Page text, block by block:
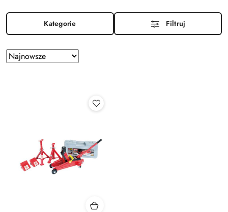
Kategorie Filtruj
Zastosowano
sortowanie:
Sortuj
według